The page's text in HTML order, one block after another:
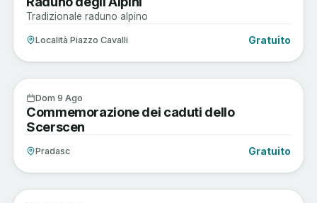
Tradizionale raduno alpino
Località Piazzo Cavalli Gratuito
Arte e Cultura
Dom 9 Ago
Commemorazione dei caduti dello
Scerscen
Pradasc Gratuito